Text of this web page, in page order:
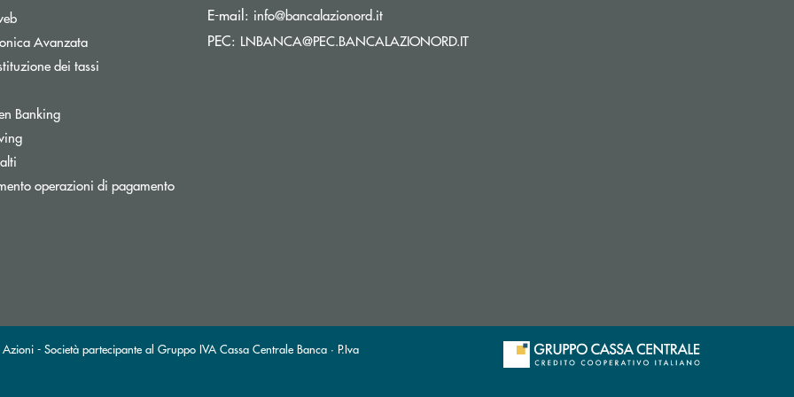
Avanzata
dei tassi
BankingApre una nuova finestra
operazioni di pagamento
E-mail: info@bancalazionord.it(si apre l’app di posta elettronica)
PEC: LNBANCA@PEC.BANCALAZIONORD.IT(si apre l’app di posta elettronica)
- Società partecipante al Gruppo IVA Cassa Centrale Banca · P.Iva